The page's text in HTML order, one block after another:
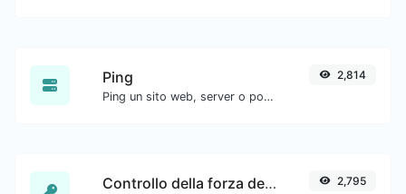
Ping
Ping un sito web, server o porta.
2,814
Controllo della forza della password 2,795